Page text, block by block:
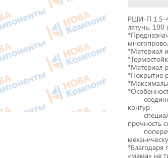
скорости
для принтеров
Бумага для
Весь каталог
РШИ-П 1.5-
латунь, 100
*Материал
*Материал
*Покрытие
контур
прочность
*Благодаря
«мама» не